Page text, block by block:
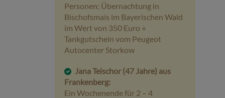
Personen: Übernachtung in
Bischofsmais im Bayerischen Wald
im Wert von 350 Euro +
Tankgutschein vom Peugeot
Autocenter Storkow
Jana Telschor (47 Jahre) aus
Frankenberg:
Ein Wochenende für 2 – 4